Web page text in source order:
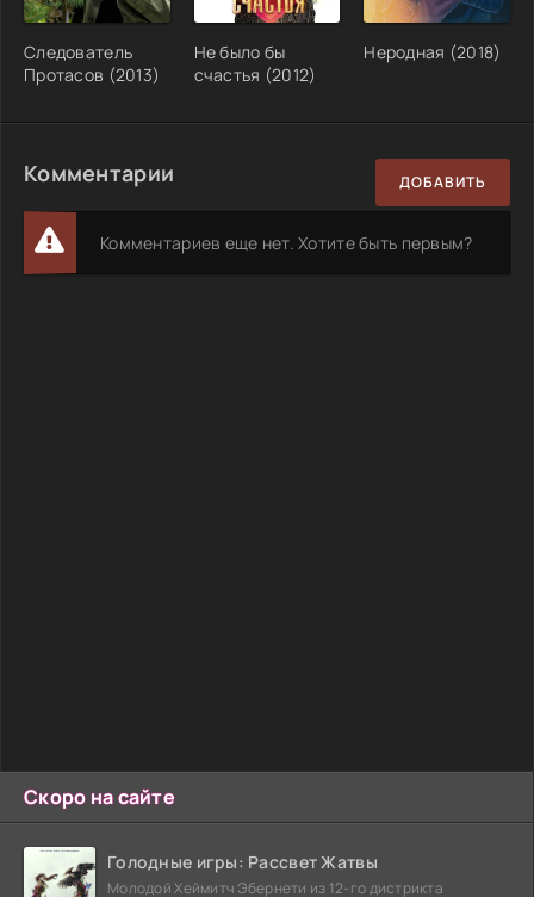
Скоро на сайте
Голодные игры: Рассвет Жатвы
Молодой Хеймитч Эбернети из 12-го дистрикта
Следователь
Протасов (2013)
Не было бы
счастья (2012)
Неродная (2018)
Комментарии ДОБАВИТЬ
Комментариев еще нет. Хотите быть первым?